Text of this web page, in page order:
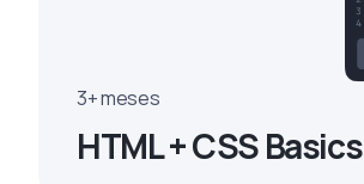
3+ meses
HTML + CSS Basics